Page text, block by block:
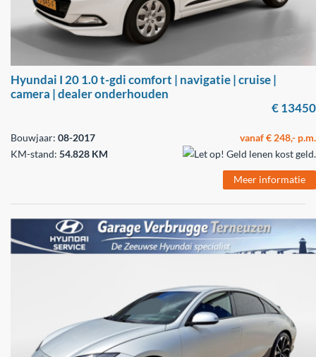
Hyundai I 20 1.0 t-gdi comfort | navigatie | cruise |
camera | dealer onderhouden
€ 13450
Bouwjaar: 08-2017
KM-stand: 54.828 KM
vanaf € 248,- p.m.
Meer informatie